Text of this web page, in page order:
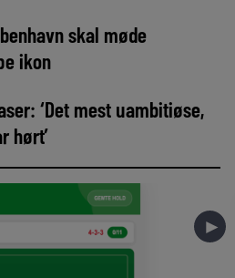
skal møde
ikon
‘Det mest uambitiøse,
hørt’
►